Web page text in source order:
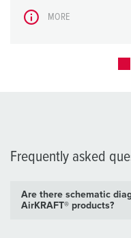
MORE
Frequently asked
Are there schematic
AirKRAFT® products?